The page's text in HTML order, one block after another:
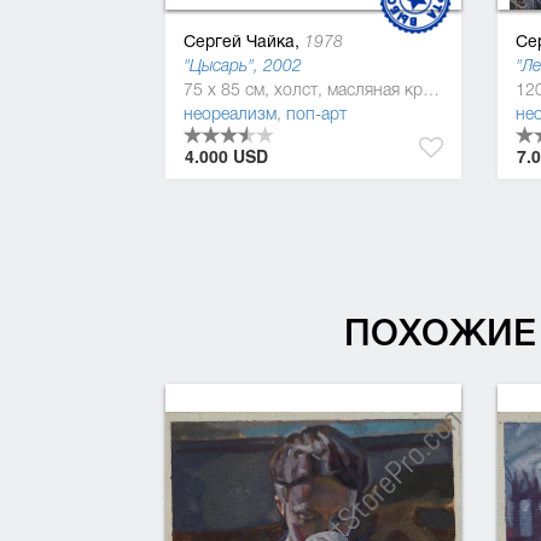
Сергей Чайка, 1978
"Цысарь", 2002
75 x 85 см, холст, масляная краска
неореализм, поп-арт
4.000 USD
ПОХОЖИЕ